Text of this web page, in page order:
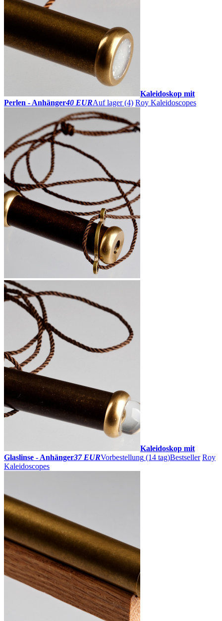
Kaleidoskop mit
Perlen - Anhänger40 EURAuf lager (4) Roy Kaleidoscopes
Kaleidoskop mit
Glaslinse - Anhänger37 EURVorbestellung (14 tag)Bestseller Roy
Kaleidoscopes